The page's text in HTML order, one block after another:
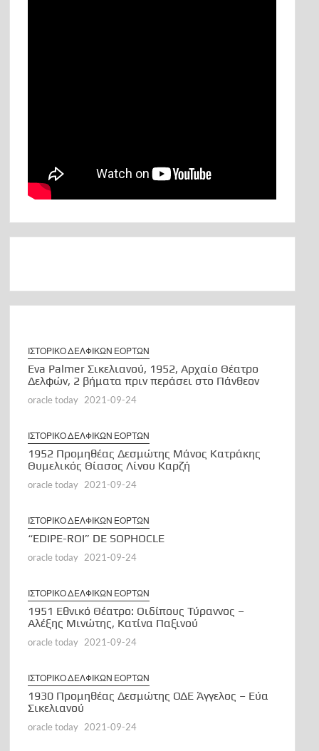
ΙΣΤΟΡΙΚΟ ΔΕΛΦΙΚΩΝ ΕΟΡΤΩΝ
Eva Palmer Σικελιανού, 1952, Αρχαίο Θέατρο
Δελφών, 2 βήματα πριν περάσει στο Πάνθεον
oracle today 2021-09-24
ΙΣΤΟΡΙΚΟ ΔΕΛΦΙΚΩΝ ΕΟΡΤΩΝ
1952 Προμηθέας Δεσμώτης Μάνος Κατράκης
Θυμελικός Θίασος Λίνου Καρζή
oracle today 2021-09-24
ΙΣΤΟΡΙΚΟ ΔΕΛΦΙΚΩΝ ΕΟΡΤΩΝ
“EDIPE-ROI” DE SOPHOCLE
oracle today 2021-09-24
ΙΣΤΟΡΙΚΟ ΔΕΛΦΙΚΩΝ ΕΟΡΤΩΝ
1951 Εθνικό Θέατρο: Οιδίπους Τύραννος –
Αλέξης Μινώτης, Κατίνα Παξινού
oracle today 2021-09-24
ΙΣΤΟΡΙΚΟ ΔΕΛΦΙΚΩΝ ΕΟΡΤΩΝ
1930 Προμηθέας Δεσμώτης ΟΔΕ Άγγελος – Εύα
Σικελιανού
oracle today 2021-09-24